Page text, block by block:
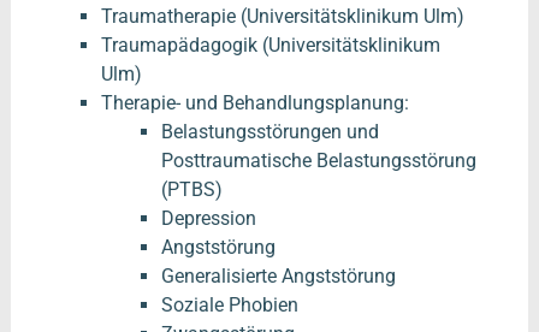
Traumatherapie (Universitätsklinikum Ulm)
Traumapädagogik (Universitätsklinikum
Ulm)
Therapie- und Behandlungsplanung:
Belastungsstörungen und
Posttraumatische Belastungsstörung
(PTBS)
Depression
Angststörung
Generalisierte Angststörung
Soziale Phobien